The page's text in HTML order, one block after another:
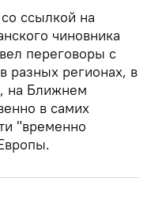
ссылкой на
чиновника
переговоры с
разных регионах, в
на Ближнем
в самих
"временно